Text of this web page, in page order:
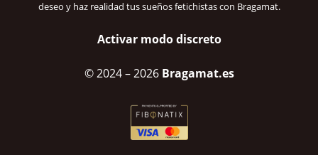
deseo y haz realidad tus sueños fetichistas con Bragamat.
Activar modo discreto
© 2024– 2026 Bragamat.es